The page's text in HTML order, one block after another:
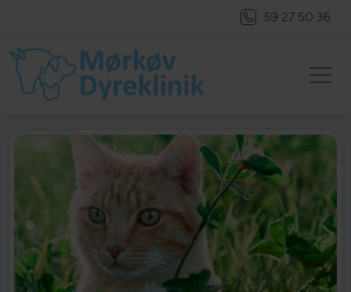
59 27 50 36